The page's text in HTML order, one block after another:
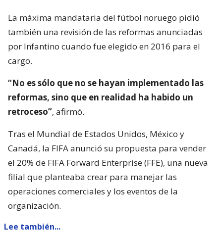
La máxima mandataria del fútbol noruego pidió
también una revisión de las reformas anunciadas
por Infantino cuando fue elegido en 2016 para el
cargo.
“No es sólo que no se hayan implementado las
reformas, sino que en realidad ha habido un
retroceso”, afirmó.
Tras el Mundial de Estados Unidos, México y
Canadá, la FIFA anunció su propuesta para vender
el 20% de FIFA Forward Enterprise (FFE), una nueva
filial que planteaba crear para manejar las
operaciones comerciales y los eventos de la
organización.
Lee también...